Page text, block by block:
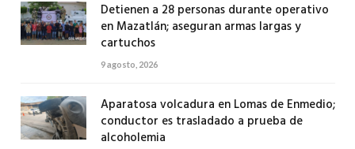
Detienen a 28 personas durante operativo
en Mazatlán; aseguran armas largas y
cartuchos
9 agosto, 2026
Aparatosa volcadura en Lomas de Enmedio;
conductor es trasladado a prueba de
alcoholemia